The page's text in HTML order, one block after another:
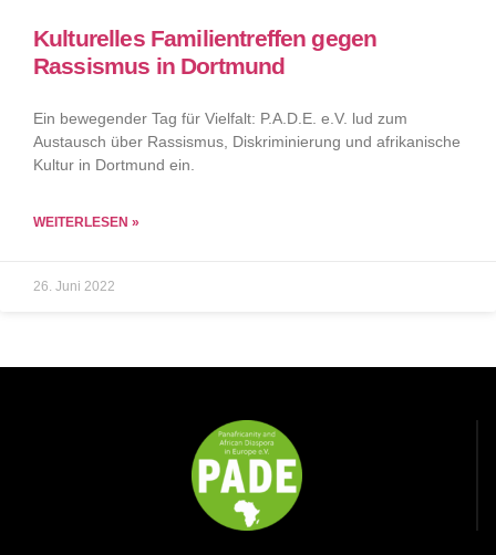
Kulturelles Familientreffen gegen
Rassismus in Dortmund
Ein bewegender Tag für Vielfalt: P.A.D.E. e.V. lud zum
Austausch über Rassismus, Diskriminierung und afrikanische
Kultur in Dortmund ein.
WEITERLESEN »
26. Juni 2022